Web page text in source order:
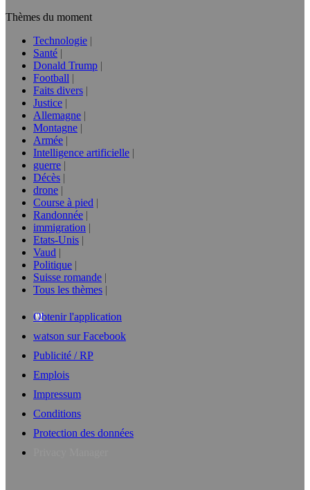
Thèmes du moment
Technologie
Santé
Donald Trump
Football
Faits divers
Justice
Allemagne
Montagne
Armée
Intelligence artificielle
guerre
Décès
drone
Course à pied
Randonnée
immigration
Etats-Unis
Vaud
Politique
Suisse romande
Tous les thèmes
Obtenir l'application
watson sur Facebook
Publicité / RP
Emplois
Impressum
Conditions
Protection des données